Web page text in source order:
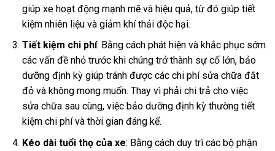
giúp xe hoạt động mạnh mẽ và hiệu quả, từ đó giúp tiết
kiệm nhiên liệu và giảm khí thải độc hại.
Tiết kiệm chi phí: Bằng cách phát hiện và khắc phục sớm
các vấn đề nhỏ trước khi chúng trở thành sự cố lớn, bảo
dưỡng định kỳ giúp tránh được các chi phí sửa chữa đắt
đỏ và không mong muốn. Thay vì phải chi trả cho việc
sửa chữa sau cùng, việc bảo dưỡng định kỳ thường tiết
kiệm chi phí và thời gian đáng kể.
Kéo dài tuổi thọ của xe: Bằng cách duy trì các bộ phận